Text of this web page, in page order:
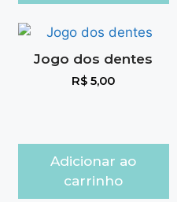
Jogo dos dentes
R$ 5,00
Adicionar ao
carrinho